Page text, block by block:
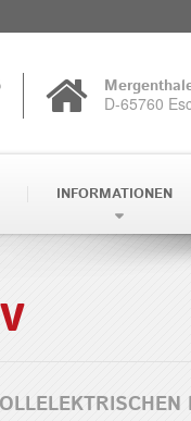
D-65760
INFORMATIONEN
dass Ihre
Informationen zum